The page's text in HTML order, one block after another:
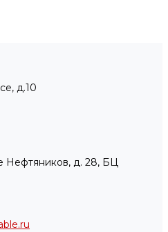
д.10
Нефтяников, д. 28, БЦ